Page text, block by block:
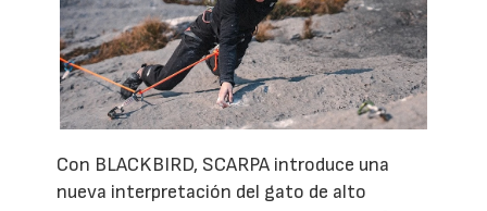
Con BLACKBIRD, SCARPA introduce una
nueva interpretación del gato de alto